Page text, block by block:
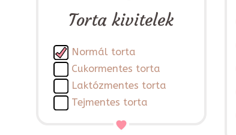
Torta kivitelek
Normál torta
Cukormentes torta
Laktózmentes torta
Tejmentes torta